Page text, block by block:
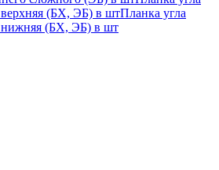
верхняя (БХ, ЭБ) в штПланка угла
нижняя (БХ, ЭБ) в шт